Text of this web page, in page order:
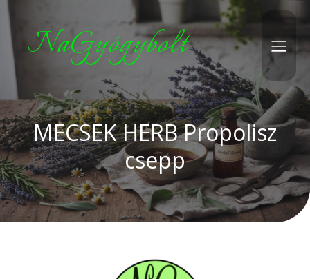
NaGyógybolt
MECSEK HERB Propolisz
csepp